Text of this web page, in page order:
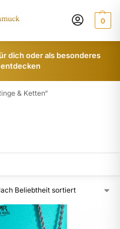
0
dich oder als besonderes
& Ketten“